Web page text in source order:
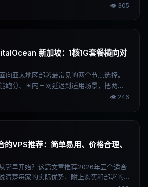
从性能、稳定性、价格、生态四个维度做
👁 305
新加坡：1核1G套餐横向对
向亚太地区部署最常见的两个节点选择。
跑分、国内三网延迟到适用场景，把两个
，帮你选对节点。
👁 246
VPS推荐：简单易用、价格合理、
哪里开始？这篇文章推荐2026年五个适合
清楚每家的实际优势，附上购买和部署的